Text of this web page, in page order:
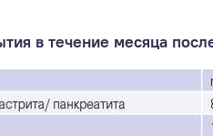
в течение месяца